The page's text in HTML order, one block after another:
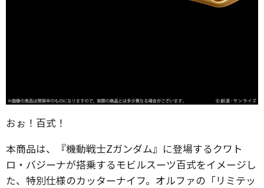
おぉ！百式！
本商品は、『機動戦士Zガンダム』に登場するクワト
ロ・バジーナが搭乗するモビルスーツ百式をイメージし
た、特別仕様のカッターナイフ。オルファの「リミテッ